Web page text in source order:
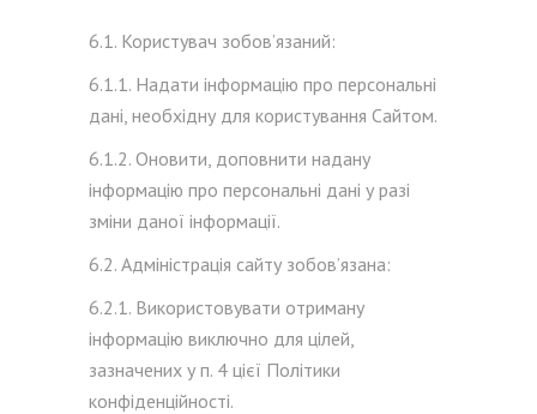
6.1. Користувач зобов’язаний:
6.1.1. Надати інформацію про персональні
дані, необхідну для користування Сайтом.
6.1.2. Оновити, доповнити надану
інформацію про персональні дані у разі
зміни даної інформації.
6.2. Адміністрація сайту зобов’язана:
6.2.1. Використовувати отриману
інформацію виключно для цілей,
зазначених у п. 4 цієї Політики
конфіденційності.